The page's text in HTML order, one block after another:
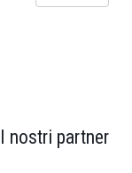
I nostri partner